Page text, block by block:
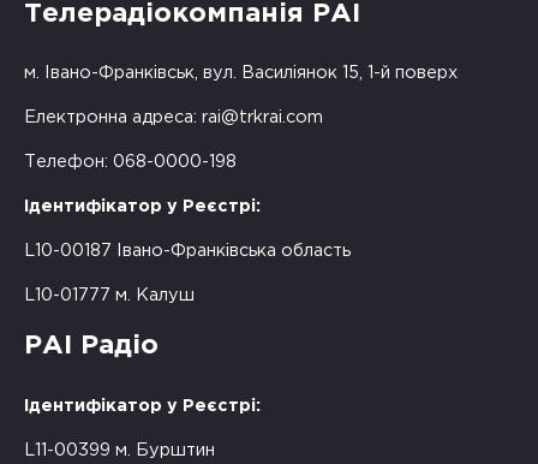
Телерадіокомпанія РАІ
м. Івано-Франківськ, вул. Василіянок 15, 1-й поверх
Електронна адреса: rai@trkrai.com
Телефон: 068-0000-198
Ідентифікатор у Реєстрі:
L10-00187 Івано-Франківська область
L10-01777 м. Калуш
РАІ Радіо
Ідентифікатор у Реєстрі:
L11-00399 м. Бурштин